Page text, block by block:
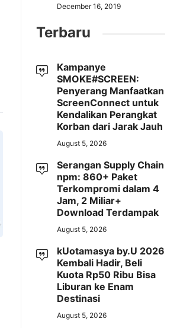
December 16, 2019
Terbaru
Kampanye
SMOKE#SCREEN:
Penyerang Manfaatkan
ScreenConnect untuk
Kendalikan Perangkat
Korban dari Jarak Jauh
August 5, 2026
Serangan Supply Chain
npm: 860+ Paket
Terkompromi dalam 4
Jam, 2 Miliar+
Download Terdampak
August 5, 2026
kUotamasya by.U 2026
Kembali Hadir, Beli
Kuota Rp50 Ribu Bisa
Liburan ke Enam
Destinasi
August 5, 2026